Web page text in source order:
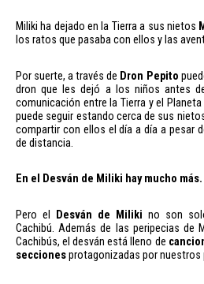
Miliki ha dejado en la Tierra a sus nietos
los ratos que pasaba con ellos y las
Por suerte, a través de Dron Pepito
dron que les dejó a los niños antes
comunicación entre la Tierra y el
puede seguir estando cerca de sus
compartir con ellos el día a día a pesar
de distancia.
En el Desván de Miliki hay mucho más.
Pero el Desván de Miliki no son
Cachibú. Además de las peripecias de
Cachibús, el desván está lleno de
seccionesprotagonizadas por nuestros